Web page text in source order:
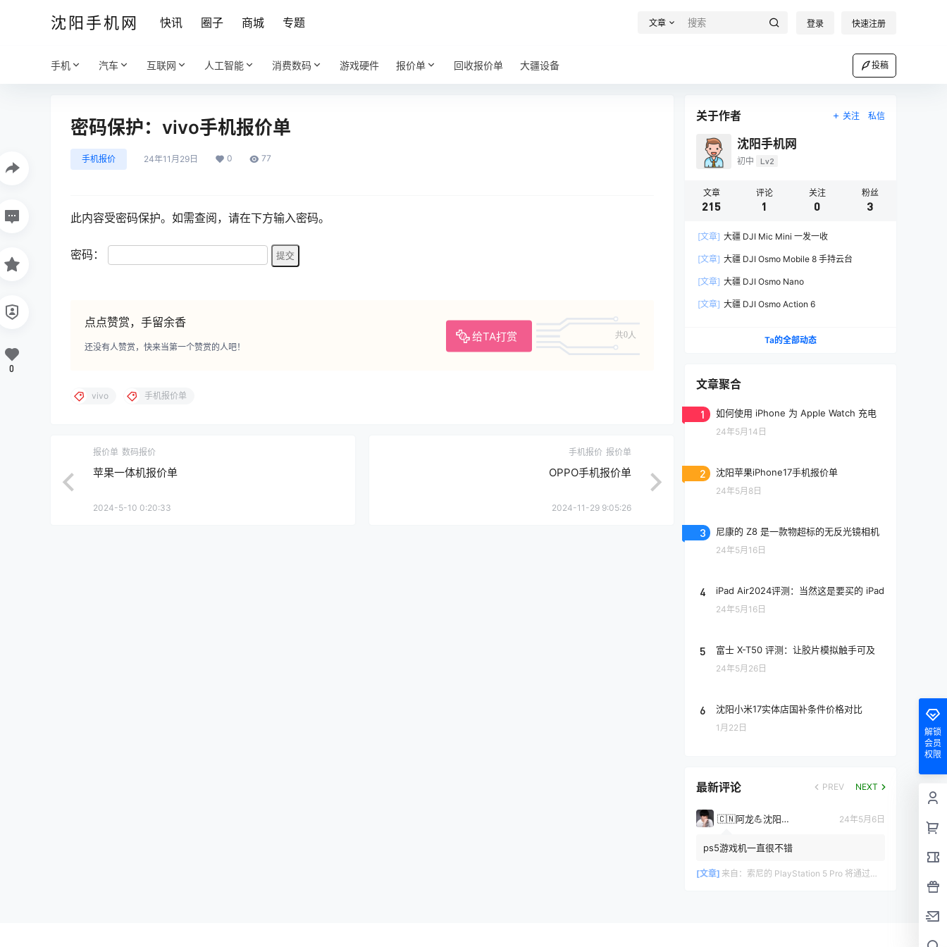
沈阳手机网 快讯 圈子 商城 专题 文章 登录 快速注册
手机 汽车 互联网 人工智能 消费数码 游戏硬件 报价单 回收报价单 大疆设备 投稿
密码保护：vivo手机报价单
手机报价 24年11月29日 0 77
此内容受密码保护。如需查阅，请在下方输入密码。
密码：
点点赞赏，手留余香
给TA打赏 共0人
还没有人赞赏，快来当第一个赞赏的人吧！
0
vivo 手机报价单
报价单 数码报价
苹果一体机报价单
2024-5-10 0:20:33
手机报价 报价单
OPPO手机报价单
2024-11-29 9:05:26
关于作者 关注 私信
沈阳手机网
初中 Lv2
文章
215
评论
1
关注
0
粉丝
3
[文章] 大疆 DJI Mic Mini 一发一收
[文章] 大疆 DJI Osmo Mobile 8 手持云台
[文章] 大疆 DJI Osmo Nano
[文章] 大疆 DJI Osmo Action 6
Ta的全部动态
文章聚合
1 如何使用 iPhone 为 Apple Watch 充电
24年5月14日
2 沈阳苹果iPhone17手机报价单
24年5月8日
3 尼康的 Z8 是一款物超标的无反光镜相机
24年5月16日
4 iPad Air2024评测：当然这是要买的 iPad
24年5月16日
5 富士 X-T50 评测：让胶片模拟触手可及
24年5月26日
6 沈阳小米17实体店国补条件价格对比
1月22日
最新评论 PREV NEXT
🇨🇳阿龙💪沈阳手机网 24年5月6日
ps5游戏机一直很不错
[文章] 来自： 索尼的 PlayStation 5 Pro 将通过增强的 GPU 和更快的内存带宽提高标准
解锁
会员
权限